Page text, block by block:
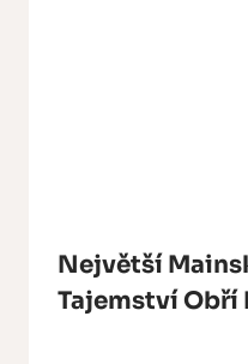
Největší
Tajemství Obří